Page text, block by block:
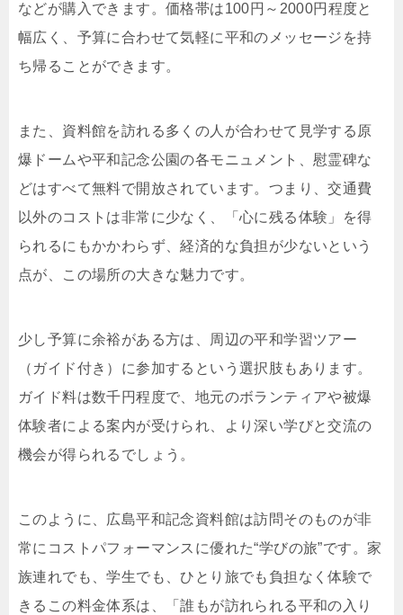
などが購入できます。価格帯は100円～2000円程度と
幅広く、予算に合わせて気軽に平和のメッセージを持
ち帰ることができます。
また、資料館を訪れる多くの人が合わせて見学する原
爆ドームや平和記念公園の各モニュメント、慰霊碑な
どはすべて無料で開放されています。つまり、交通費
以外のコストは非常に少なく、「心に残る体験」を得
られるにもかかわらず、経済的な負担が少ないという
点が、この場所の大きな魅力です。
少し予算に余裕がある方は、周辺の平和学習ツアー
（ガイド付き）に参加するという選択肢もあります。
ガイド料は数千円程度で、地元のボランティアや被爆
体験者による案内が受けられ、より深い学びと交流の
機会が得られるでしょう。
このように、広島平和記念資料館は訪問そのものが非
常にコストパフォーマンスに優れた“学びの旅”です。家
族連れでも、学生でも、ひとり旅でも負担なく体験で
きるこの料金体系は、「誰もが訪れられる平和の入り